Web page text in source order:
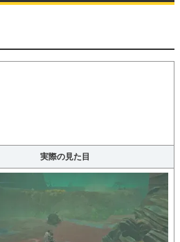
実際の見た目